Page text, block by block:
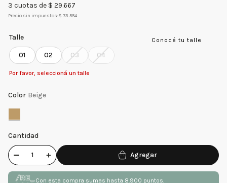
3 cuotas de $ 29.667
Precio sin impuestos:$ 73.554
Conocé tu talle
Talle
01 02 03 04
Por favor, seleccioná un talle
Color Beige
Cantidad
＋
－
Con esta compra sumas hasta 8.900 puntos.